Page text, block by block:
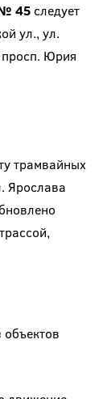
45 следует
ул., ул.
просп. Юрия
трамвайных
Ярослава